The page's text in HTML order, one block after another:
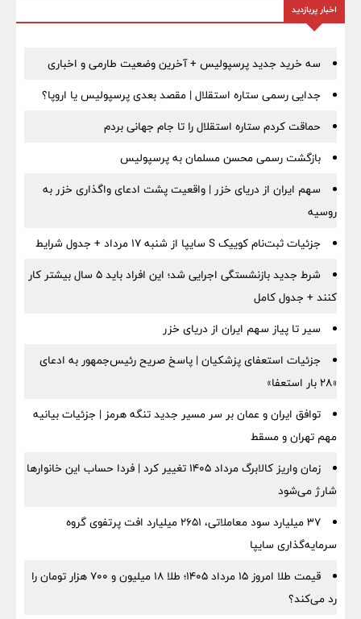
اخبار پربازدید
سه خرید جدید پرسپولیس + آخرین وضعیت طارمی و اخباری
جدایی رسمی ستاره استقلال | مقصد بعدی پرسپولیس یا اروپا؟
حماقت کردم ستاره استقلال را تا جام جهانی بردم
بازگشت رسمی محسن مسلمان به پرسپولیس
سهم ایران از دریای خزر | واقعیت پشت ادعای واگذاری خزر به
روسیه
جزئیات ثبت‌نام کوییک S سایپا از شنبه ۱۷ مرداد + جدول شرایط
شرط جدید بازنشستگی اجرایی شد؛ این افراد باید ۵ سال بیشتر کار
کنند + جدول کامل
سیر تا پیاز سهم ایران از دریای خزر
جزئیات استعفای پزشکیان | پاسخ صریح رئیس‌جمهور به ادعای
«۲۸ بار استعفا»
توافق ایران و عمان بر سر مسیر جدید تنگه هرمز | جزئیات بیانیه
مهم تهران و مسقط
زمان واریز کالابرگ مرداد ۱۴۰۵ تغییر کرد | فردا حساب این خانوارها
شارژ می‌شود
۳۷ میلیارد سود معاملاتی، ۲۶۵۱ میلیارد افت پرتفوی گروه
سرمایه‌گذاری سایپا
قیمت طلا امروز ۱۵ مرداد ۱۴۰۵؛ طلا ۱۸ میلیون و ۷۰۰ هزار تومان را
رد می‌کند؟